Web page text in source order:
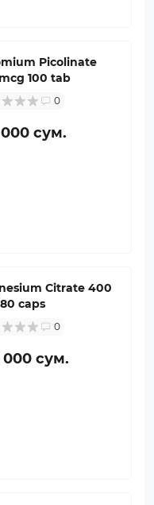
Picolinate
100 tab
0
000 сум.
Citrate 400
caps
0
000 сум.